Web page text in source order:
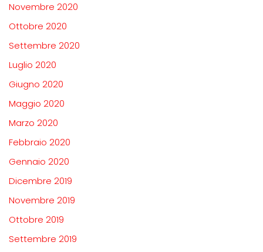
Novembre 2020
Ottobre 2020
Settembre 2020
Luglio 2020
Giugno 2020
Maggio 2020
Marzo 2020
Febbraio 2020
Gennaio 2020
Dicembre 2019
Novembre 2019
Ottobre 2019
Settembre 2019